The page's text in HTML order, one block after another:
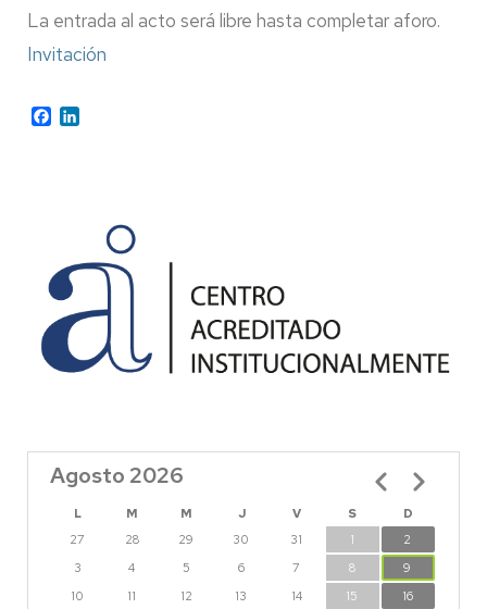
La entrada al acto será libre hasta completar aforo.
Invitación
Facebook
Agosto 2026
L M M J V S
D
27
28 29 30 31 1
2
3
4 5 6 7 8
9
10
11 12 13 14 15
16
Paginación